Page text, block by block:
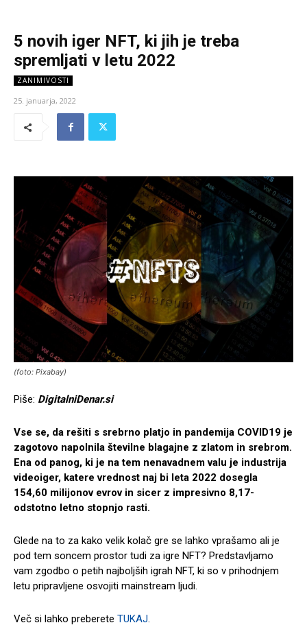
5 novih iger NFT, ki jih je treba
spremljati v letu 2022
ZANIMIVOSTI
25. januarja, 2022
(foto: Pixabay)
Piše: DigitalniDenar.si
Vse se, da rešiti s srebrno platjo in pandemija COVID19 je
zagotovo napolnila številne blagajne z zlatom in srebrom.
Ena od panog, ki je na tem nenavadnem valu je industrija
videoiger, katere vrednost naj bi leta 2022 dosegla
154,60 milijonov evrov in sicer z impresivno 8,17-
odstotno letno stopnjo rasti.
Glede na to za kako velik kolač gre se lahko vprašamo ali je
pod tem soncem prostor tudi za igre NFT? Predstavljamo
vam zgodbo o petih najboljših igrah NFT, ki so v prihodnjem
letu pripravljene osvojiti mainstream ljudi.
Več si lahko preberete TUKAJ.